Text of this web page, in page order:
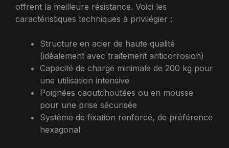
offrent la meilleure résistance. Voici les
caractéristiques techniques à privilégier :
Structure en acier de haute qualité
(idéalement avec traitement anticorrosion)
Capacité de charge minimale de 200 kg pour
une utilisation intensive
Poignées caoutchoutées ou en mousse
pour une prise sécurisée
Système de fixation renforcé, de préférence
hexagonal